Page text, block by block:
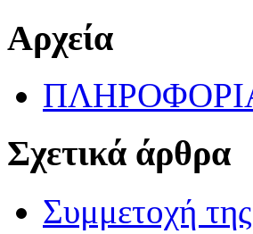
Αρχεία
Σχετικά άρθρα
Συμμετοχή